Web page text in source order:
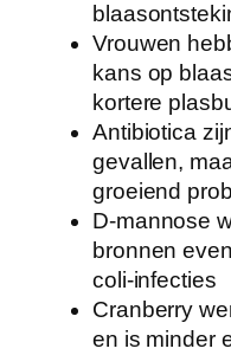
Vrouwen
kans op
kortere
Antibiotica
gevallen,
groeiend
D-mannose
bronnen
coli-infecties
Cranberry
en is minder